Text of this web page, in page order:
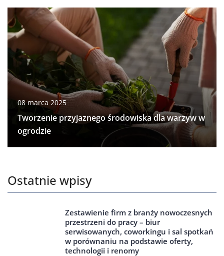
08 marca 2025
Tworzenie przyjaznego środowiska dla warzyw w
ogrodzie
Ostatnie wpisy
Zestawienie firm z branży nowoczesnych
przestrzeni do pracy – biur
serwisowanych, coworkingu i sal spotkań
w porównaniu na podstawie oferty,
technologii i renomy